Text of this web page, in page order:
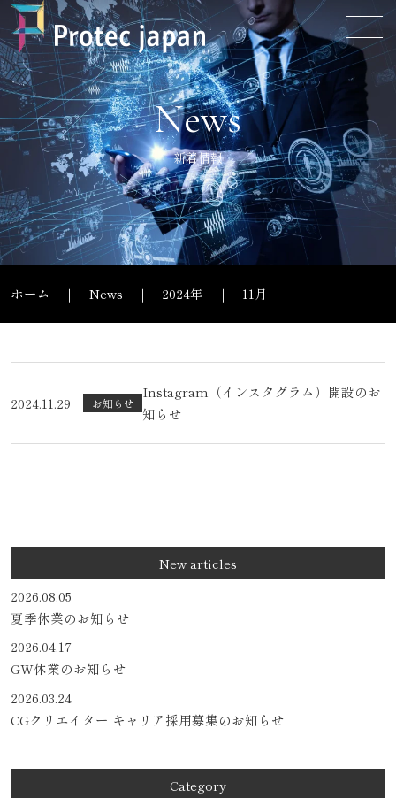
News
新着情報
ホーム News 2024年 11月
2024.11.29 お知らせ
Instagram（インスタグラム）開設のお
知らせ
New articles
夏季休業のお知らせ
2026.08.05
GW休業のお知らせ
2026.04.17
CGクリエイター キャリア採用募集のお知らせ
2026.03.24
Category